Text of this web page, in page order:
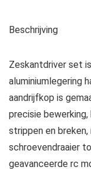
Beschrijving
Zeskantdriver set
aluminiumlegering
aandrijfkop is
precisie
strippen en breken,
schroevendraaier
geavanceerde rc